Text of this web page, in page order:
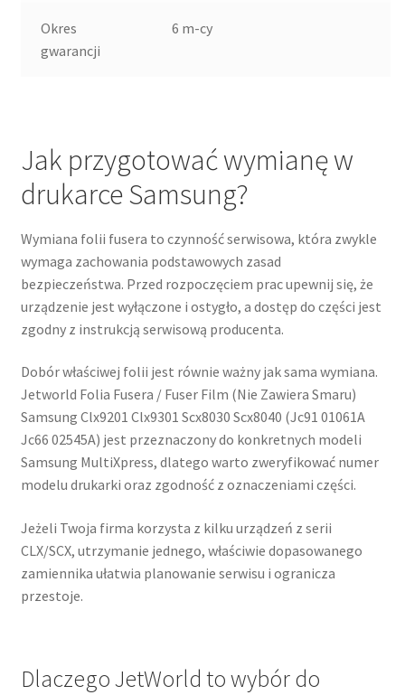
Okres
gwarancji
6 m-cy
Jak przygotować wymianę w
drukarce Samsung?
Wymiana folii fusera to czynność serwisowa, która zwykle
wymaga zachowania podstawowych zasad
bezpieczeństwa. Przed rozpoczęciem prac upewnij się, że
urządzenie jest wyłączone i ostygło, a dostęp do części jest
zgodny z instrukcją serwisową producenta.
Dobór właściwej folii jest równie ważny jak sama wymiana.
Jetworld Folia Fusera / Fuser Film (Nie Zawiera Smaru)
Samsung Clx9201 Clx9301 Scx8030 Scx8040 (Jc91 01061A
Jc66 02545A) jest przeznaczony do konkretnych modeli
Samsung MultiXpress, dlatego warto zweryfikować numer
modelu drukarki oraz zgodność z oznaczeniami części.
Jeżeli Twoja firma korzysta z kilku urządzeń z serii
CLX/SCX, utrzymanie jednego, właściwie dopasowanego
zamiennika ułatwia planowanie serwisu i ogranicza
przestoje.
Dlaczego JetWorld to wybór do